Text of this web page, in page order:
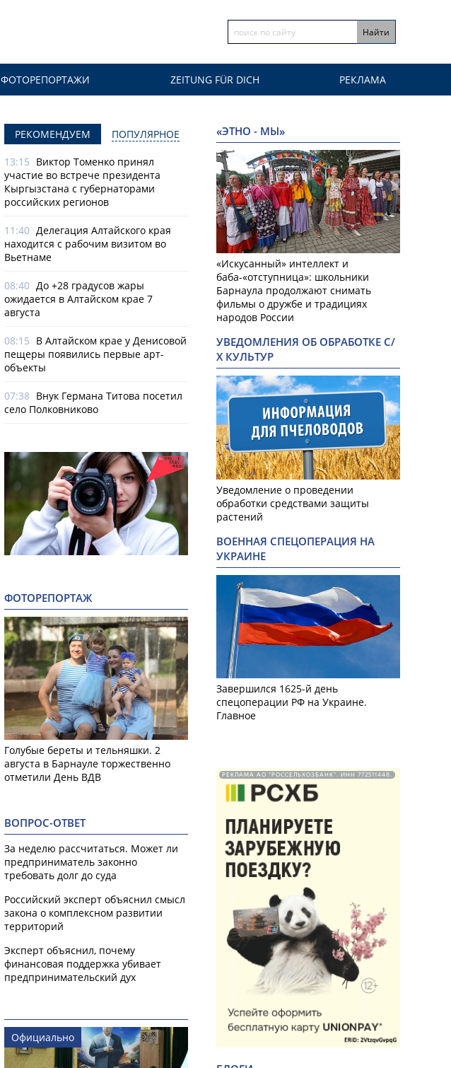
ФОТОРЕПОРТАЖИ ZEITUNG FÜR DICH РЕКЛАМА
РЕКОМЕНДУЕМ ПОПУЛЯРНОЕ
13:15 Виктор Томенко принял
участие во встрече президента
Кыргызстана с губернаторами
российских регионов
11:40 Делегация Алтайского края
находится с рабочим визитом во
Вьетнаме
08:40 До +28 градусов жары
ожидается в Алтайском крае 7
августа
08:15 В Алтайском крае у Денисовой
пещеры появились первые арт-
объекты
07:38 Внук Германа Титова посетил
село Полковниково
ФОТОРЕПОРТАЖ
Голубые береты и тельняшки. 2
августа в Барнауле торжественно
отметили День ВДВ
ВОПРОС-ОТВЕТ
За неделю рассчитаться. Может ли
предприниматель законно
требовать долг до суда
Российский эксперт объяснил смысл
закона о комплексном развитии
территорий
Эксперт объяснил, почему
финансовая поддержка убивает
предпринимательский дух
Официально
«ЭТНО - МЫ»
«Искусанный» интеллект и
баба-«отступница»: школьники
Барнаула продолжают снимать
фильмы о дружбе и традициях
народов России
УВЕДОМЛЕНИЯ ОБ ОБРАБОТКЕ С/
Х КУЛЬТУР
Уведомление о проведении
обработки средствами защиты
растений
ВОЕННАЯ СПЕЦОПЕРАЦИЯ НА
УКРАИНЕ
Завершился 1625-й день
спецоперации РФ на Украине.
Главное
РЕКЛАМА АО "РОССЕЛЬХОЗБАНК". ИНН 772511448.